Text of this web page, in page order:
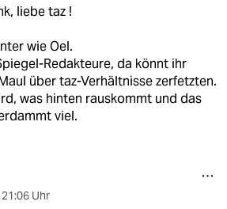
liebe taz !
wie Oel.
Redakteure, da könnt ihr
über taz-Verhältnisse zerfetzten.
was hinten rauskommt und das
viel.
21:06 Uhr